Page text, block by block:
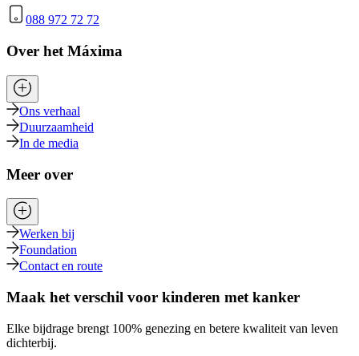
088 972 72 72
Over het Máxima
Ons verhaal
Duurzaamheid
In de media
Meer over
Werken bij
Foundation
Contact en route
Maak het verschil voor kinderen met kanker
Elke bijdrage brengt 100% genezing en betere kwaliteit van leven
dichterbij.